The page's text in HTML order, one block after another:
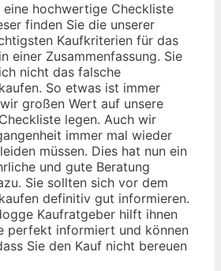
eine hochwertige Checkliste
finden Sie die unserer
Kaufkriterien für das
einer Zusammenfassung. Sie
nicht das falsche
So etwas ist immer
großen Wert auf unsere
legen. Auch wir
immer mal wieder
müssen. Dies hat nun ein
und gute Beratung
Sie sollten sich vor dem
definitiv gut informieren.
Kaufratgeber hilft ihnen
perfekt informiert und können
Sie den Kauf nicht bereuen